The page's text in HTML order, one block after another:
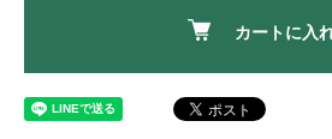
カートに入